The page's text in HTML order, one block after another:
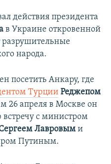
действия президента
в Украине откровенной
разрушительные
народа.
посетить Анкару, где
Турции Реджепом
26 апреля в Москве он
с министром
Лавровым и
Путиным.